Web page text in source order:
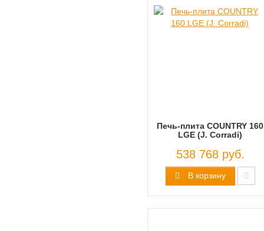
Печь-плита COUNTRY 160
LGE (J. Corradi)
538 768 руб.
В корзину